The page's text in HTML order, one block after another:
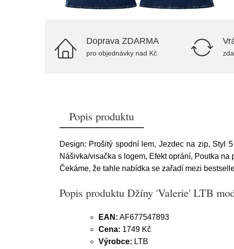
Doprava ZDARMA
pro objednávky nad Kč
Popis produktu
Design: Prošitý spodní lem, Jezdec na zip, Styl
Nášivka/visačka s logem, Efekt oprání, Poutka
Čekáme, že tahle nabídka se zařadí mezi
Popis produktu Džíny 'Valerie' LTB
EAN: AF677547893
Cena: 1749 Kč
Výrobce: LTB